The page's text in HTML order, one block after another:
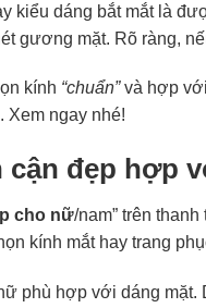
kiểu dáng bắt mắt là
gương mặt. Rõ ràng,
kính “chuẩn”và hợp với
Xem ngay nhé!
cận đẹp hợp
cho nữ/nam” trên
kính mắt hay trang
phù hợp với dáng mặt.